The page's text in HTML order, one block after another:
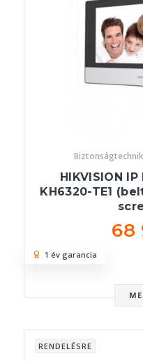
HIKVISION
KH6320-TE1
68
1 év garancia
RENDELÉSRE